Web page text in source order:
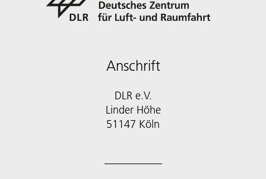
Anschrift
DLR e.V.
Linder Höhe
51147 Köln